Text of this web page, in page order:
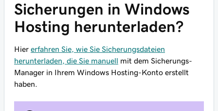
Sicherungen in Windows
Hosting herunterladen?
Hier erfahren Sie, wie Sie Sicherungsdateien
herunterladen, die Sie manuell mit dem Sicherungs-
Manager in Ihrem Windows Hosting-Konto erstellt
haben.